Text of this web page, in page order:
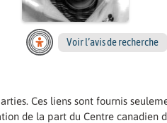
Voir l’avis de recherche
Ces liens sont fournis
de la part du Centre canadien